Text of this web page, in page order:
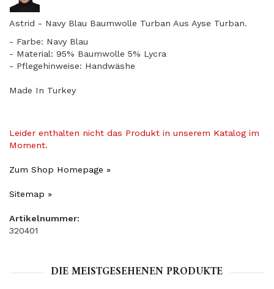
Astrid - Navy Blau Baumwolle Turban Aus Ayse Turban.
- Farbe: Navy Blau
- Material: 95% Baumwolle 5% Lycra
- Pflegehinweise: Handwäshe
Made In Turkey
Leider enthalten nicht das Produkt in unserem Katalog im
Moment.
Zum Shop Homepage »
Sitemap »
Artikelnummer:
320401
DIE MEISTGESEHENEN PRODUKTE